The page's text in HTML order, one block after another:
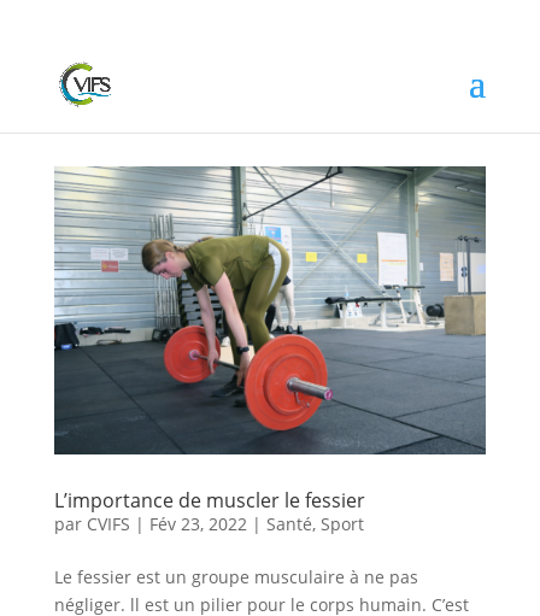
L’importance de muscler le fessier
par CVIFS | Fév 23, 2022| Santé, Sport
Le fessier est un groupe musculaire à ne pas
négliger. ll est un pilier pour le corps humain. C’est